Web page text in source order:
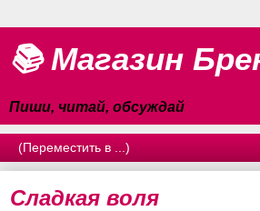
📚 Магазин
Пиши, читай, обсуждай
Сладкая воля